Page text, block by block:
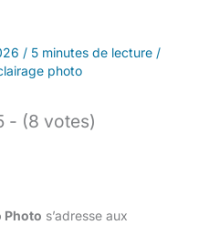
/ 5 minutes de lecture /
photo
- (8 votes)
Photo s’adresse aux